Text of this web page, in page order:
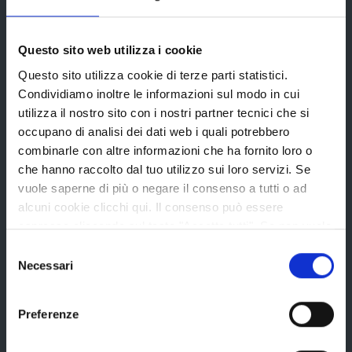
Questo sito web utilizza i cookie
Questo sito utilizza cookie di terze parti statistici.
Condividiamo inoltre le informazioni sul modo in cui
utilizza il nostro sito con i nostri partner tecnici che si
occupano di analisi dei dati web i quali potrebbero
combinarle con altre informazioni che ha fornito loro o
che hanno raccolto dal tuo utilizzo sui loro servizi. Se
vuole saperne di più o negare il consenso a tutti o ad
alcuni cookie clicchi qui. Il consenso può essere
espresso cliccando sul tasto "Accetta tutti". Se non vuole
tasto "Rifiuta".
delNecessari
Preferenze
Provincia di Reggio Emilia
La Provincia
Organi di governo
Statuto e Regolamenti
Storia della Provincia